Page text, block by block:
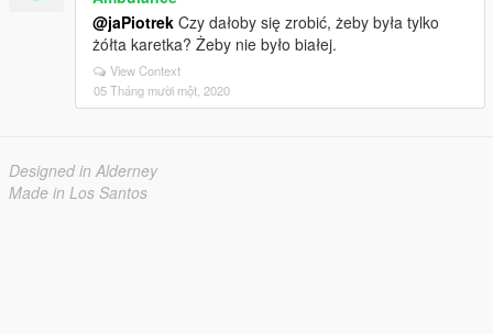
@jaPiotrek Czy dałoby się zrobić, żeby była tylko
żółta karetka? Żeby nie było białej.
View Context
05 Tháng mười một, 2020
Designed in Alderney
Made in Los Santos